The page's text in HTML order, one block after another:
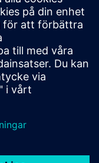
alla dina NX för